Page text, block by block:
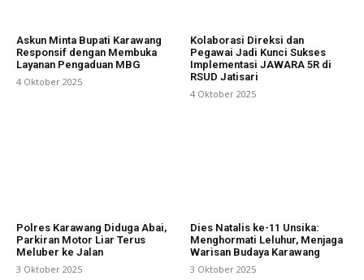
Askun Minta Bupati Karawang
Responsif dengan Membuka
Layanan Pengaduan MBG
4 Oktober 2025
Kolaborasi Direksi dan
Pegawai Jadi Kunci Sukses
Implementasi JAWARA 5R di
RSUD Jatisari
4 Oktober 2025
Polres Karawang Diduga Abai,
Parkiran Motor Liar Terus
Meluber ke Jalan
3 Oktober 2025
Dies Natalis ke-11 Unsika:
Menghormati Leluhur, Menjaga
Warisan Budaya Karawang
3 Oktober 2025